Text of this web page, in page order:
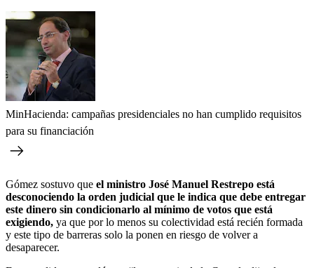
MinHacienda: campañas presidenciales no han cumplido requisitos
para su financiación
Gómez sostuvo que el ministro José Manuel Restrepo está
desconociendo la orden judicial que le indica que debe entregar
este dinero sin condicionarlo al mínimo de votos que está
exigiendo, ya que por lo menos su colectividad está recién formada
y este tipo de barreras solo la ponen en riesgo de volver a
desaparecer.